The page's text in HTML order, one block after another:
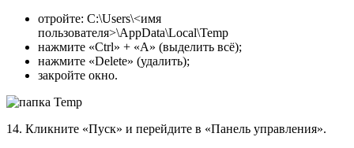
отройте: С:\Users\<имя
пользователя>\AppData\Local\Temp
нажмите «Ctrl» + «A» (выделить всё);
нажмите «Delete» (удалить);
закройте окно.
14. Кликните «Пуск» и перейдите в «Панель управления».